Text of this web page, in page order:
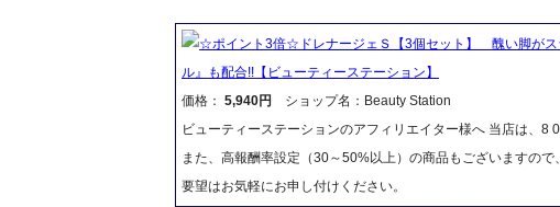
☆ポイント3倍☆ドレナージェＳ【3個セット】 醜い脚がス
ル』も配合!!【ビューティーステーション】
価格： 5,940円
ショップ名：Beauty Station
ビューティーステーションのアフィリエイター様へ 当店は、8
また、高報酬率設定（30～50%以上）の商品もございますの
要望はお気軽にお申し付けください。